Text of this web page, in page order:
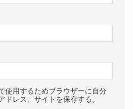
使用するためブラウザーに自分
ドレス、サイトを保存する。